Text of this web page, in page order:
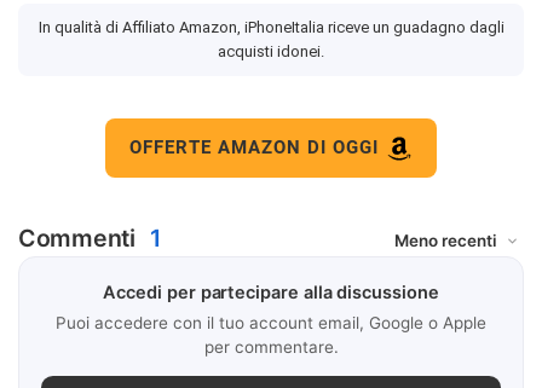
In qualità di Affiliato Amazon, iPhoneItalia riceve un guadagno dagli
acquisti idonei.
OFFERTE AMAZON DI OGGI
Commenti 1
Accedi per partecipare alla discussione
Puoi accedere con il tuo account email, Google o Apple
per commentare.